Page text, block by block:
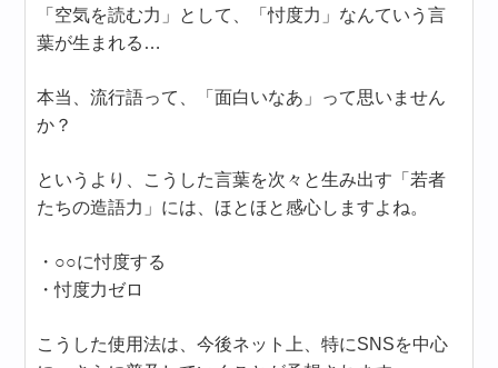
「空気を読む力」として、「忖度力」なんていう言
葉が生まれる…
本当、流行語って、「面白いなあ」って思いません
か？
というより、こうした言葉を次々と生み出す「若者
たちの造語力」には、ほとほと感心しますよね。
・○○に忖度する
・忖度力ゼロ
こうした使用法は、今後ネット上、特にSNSを中心